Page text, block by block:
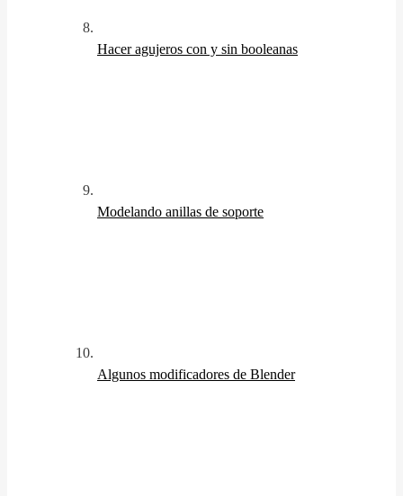
Hacer agujeros con y sin booleanas
Modelando anillas de soporte
Algunos modificadores de Blender